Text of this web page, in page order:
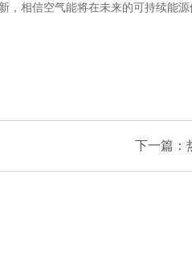
相信空气能将在未来的可持续能源
下一篇：